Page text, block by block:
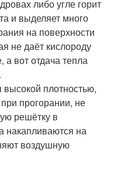
либо угле горит
и выделяет много
на поверхности
не даёт кислороду
а вот отдача тепла
высокой плотностью,
прогорании, не
решётку в
накапливаются на
воздушную